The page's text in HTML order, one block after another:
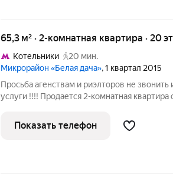
65,3 м² · 2-комнатная квартира · 20
Котельники
20 мин.
Микрорайон «Белая дача», 1 квартал 2015
Просьба агенствам и риэлторов не звонить
услуги !!!! Продается 2-комнатная
спальными комнатами, кухней - гостиной,
Показать телефон